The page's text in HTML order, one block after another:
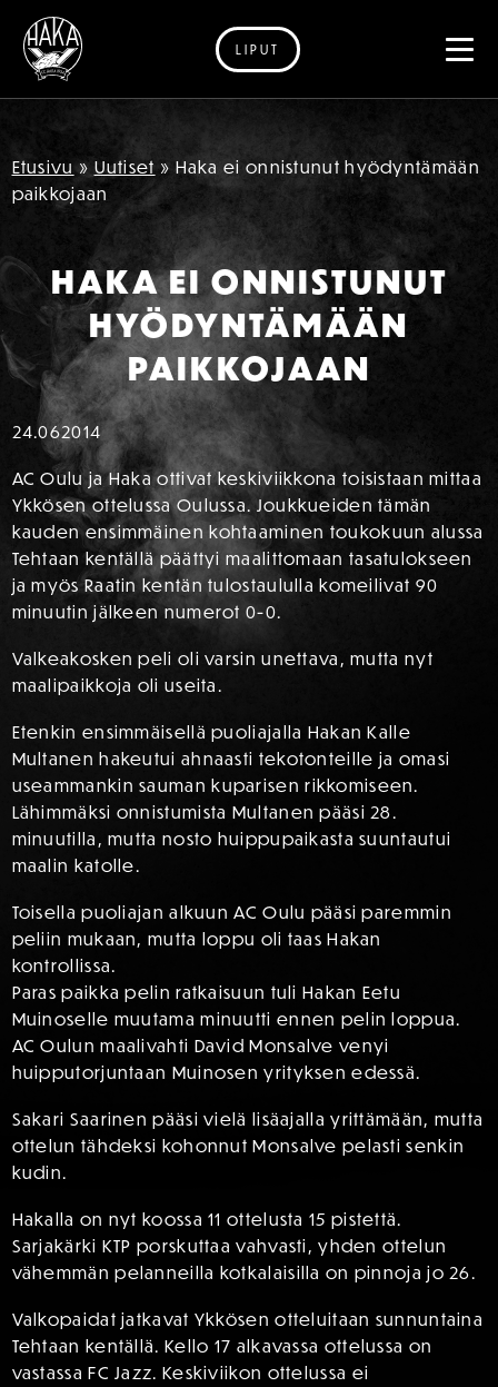
Siirry sisältöön
LIPUT
Etusivu » Uutiset » Haka ei onnistunut hyödyntämään
paikkojaan
HAKA EI ONNISTUNUT
HYÖDYNTÄMÄÄN
PAIKKOJAAN
24.062014
AC Oulu ja Haka ottivat keskiviikkona toisistaan mittaa
Ykkösen ottelussa Oulussa. Joukkueiden tämän
kauden ensimmäinen kohtaaminen toukokuun alussa
Tehtaan kentällä päättyi maalittomaan tasatulokseen
ja myös Raatin kentän tulostaululla komeilivat 90
minuutin jälkeen numerot 0-0.
Valkeakosken peli oli varsin unettava, mutta nyt
maalipaikkoja oli useita.
Etenkin ensimmäisellä puoliajalla Hakan Kalle
Multanen hakeutui ahnaasti tekotonteille ja omasi
useammankin sauman kuparisen rikkomiseen.
Lähimmäksi onnistumista Multanen pääsi 28.
minuutilla, mutta nosto huippupaikasta suuntautui
maalin katolle.
Toisella puoliajan alkuun AC Oulu pääsi paremmin
peliin mukaan, mutta loppu oli taas Hakan
kontrollissa.
Paras paikka pelin ratkaisuun tuli Hakan Eetu
Muinoselle muutama minuutti ennen pelin loppua.
AC Oulun maalivahti David Monsalve venyi
huipputorjuntaan Muinosen yrityksen edessä.
Sakari Saarinen pääsi vielä lisäajalla yrittämään, mutta
ottelun tähdeksi kohonnut Monsalve pelasti senkin
kudin.
Hakalla on nyt koossa 11 ottelusta 15 pistettä.
Sarjakärki KTP porskuttaa vahvasti, yhden ottelun
vähemmän pelanneilla kotkalaisilla on pinnoja jo 26.
Valkopaidat jatkavat Ykkösen otteluitaan sunnuntaina
Tehtaan kentällä. Kello 17 alkavassa ottelussa on
vastassa FC Jazz. Keskiviikon ottelussa ei